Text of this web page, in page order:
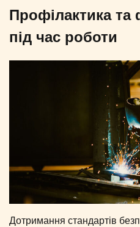
Профілактика та
під час роботи
Дотримання стандартів